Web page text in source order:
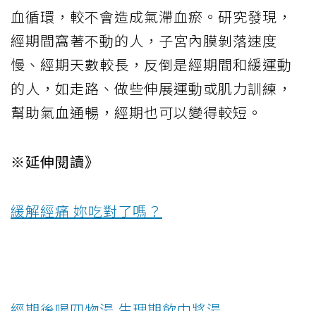
血循環，較不會造成氣滯血瘀。研究發現，
經期間窩著不動的人，子宮內膜剝落速度
慢、經期天數較長，反倒是經期間和緩運動
的人，如走路、做些伸展運動或肌力訓練，
幫助氣血通暢，經期也可以變得較短。
※延伸閱讀》
緩解經痛 妳吃對了嗎？